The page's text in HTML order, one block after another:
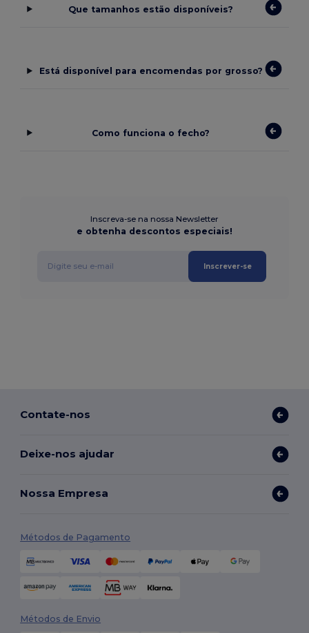
Que tamanhos estão disponíveis?
Está disponível para encomendas por grosso?
Como funciona o fecho?
Inscreva-se na nossa Newsletter
e obtenha descontos especiais!
Inscrever-se
Contate-nos
Deixe-nos ajudar
Nossa Empresa
Métodos de Pagamento
Métodos de Envio